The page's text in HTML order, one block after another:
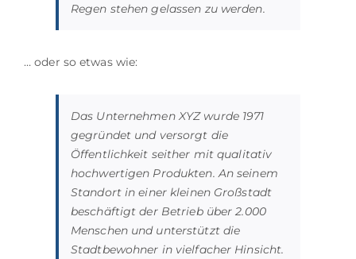
Regen stehen gelassen zu werden.
… oder so etwas wie:
Das Unternehmen XYZ wurde 1971
gegründet und versorgt die
Öffentlichkeit seither mit qualitativ
hochwertigen Produkten. An seinem
Standort in einer kleinen Großstadt
beschäftigt der Betrieb über 2.000
Menschen und unterstützt die
Stadtbewohner in vielfacher Hinsicht.